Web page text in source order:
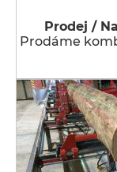
Prodej /
Prodáme